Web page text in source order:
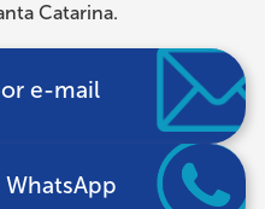
Catarina.
e-mail